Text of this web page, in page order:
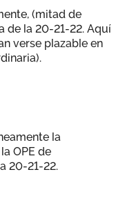
(mitad de
de la 20-21-22. Aquí
verse plazable en
la
OPE de
20-21-22.